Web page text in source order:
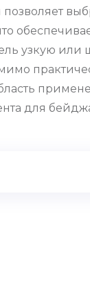
узкую или
для